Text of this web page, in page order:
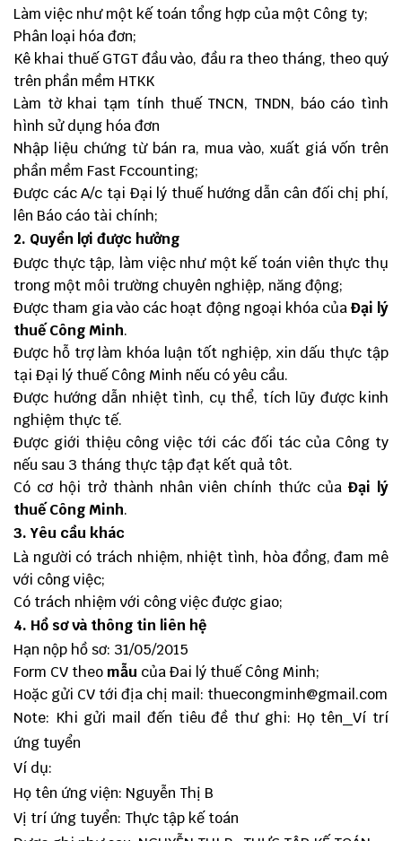
Làm việc như một kế toán tổng hợp của một Công ty;
Phân loại hóa đơn;
Kê khai thuế GTGT đầu vào, đầu ra theo tháng, theo quý
trên phần mềm HTKK
Làm tờ khai tạm tính thuế TNCN, TNDN, báo cáo tình
hình sử dụng hóa đơn
Nhập liệu chứng từ bán ra, mua vào, xuất giá vốn trên
phần mềm Fast Fccounting;
Được các A/c tại Đại lý thuế hướng dẫn cân đối chị phí,
lên Báo cáo tài chính;
2. Quyền lợi được hưởng
Được thực tập, làm việc như một kế toán viên thực thụ
trong một môi trường chuyên nghiệp, năng động;
Được tham gia vào các hoạt động ngoại khóa củaĐại lý
thuế Công Minh.
Được hỗ trợ làm khóa luận tốt nghiệp, xin dấu thực tập
tại Đại lý thuế Công Minh nếu có yêu cầu.
Được hướng dẫn nhiệt tình, cụ thể, tích lũy được kinh
nghiệm thực tế.
Được giới thiệu công việc tới các đối tác của Công ty
nếu sau 3 tháng thực tập đạt kết quả tôt.
Có cơ hội trở thành nhân viên chính thức của Đại lý
thuế Công Minh.
3. Yêu cầu khác
Là người có trách nhiệm, nhiệt tình, hòa đồng, đam mê
với công việc;
Có trách nhiệm với công việc được giao;
4. Hồ sơ và thông tin liên hệ
Hạn nộp hồ sơ: 31/05/2015
Form CV theo mẫu của Đai lý thuế Công Minh;
Hoặc gửi CV tới địa chị mail: thuecongminh@gmail.com
Note: Khi gửi mail đến tiêu đề thư ghi: Họ tên_Ví trí
ứng tuyển
Ví dụ:
Họ tên ứng viện: Nguyễn Thị B
Vị trí ứng tuyển: Thực tập kế toán